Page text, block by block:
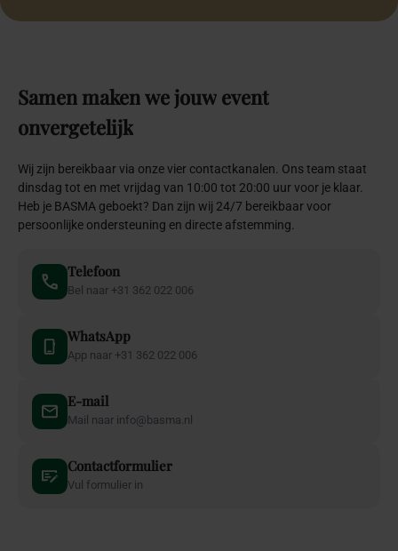
Samen makenwejouw event
onvergetelijk
Wij zijn bereikbaar via onze vier contactkanalen. Ons team staat
dinsdag tot en met vrijdag van 10:00 tot 20:00 uur voor je klaar.
Heb je BASMA geboekt? Dan zijn wij 24/7 bereikbaar voor
persoonlijke ondersteuning en directe afstemming.
Telefoon
Bel naar +31 362 022 006
WhatsApp
App naar +31 362 022 006
E-mail
Mail naar info@basma.nl
Contactformulier
Vul formulier in